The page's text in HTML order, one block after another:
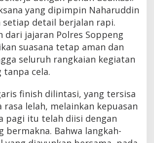
yang dipimpin Naharuddin
setiap detail berjalan rapi.
dari jajaran Polres Soppeng
suasana tetap aman dan
seluruh rangkaian kegiatan
tanpa cela.
finish dilintasi, yang tersisa
rasa lelah, melainkan kepuasan
pagi itu telah diisi dengan
bermakna. Bahwa langkah-